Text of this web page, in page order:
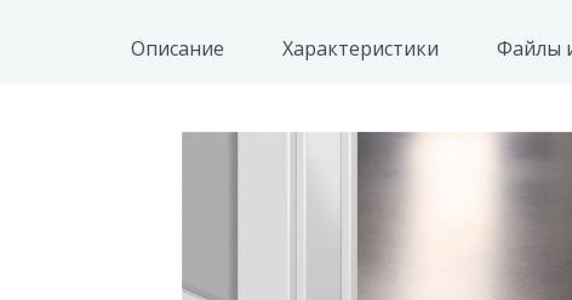
Описание Характеристики Файлы